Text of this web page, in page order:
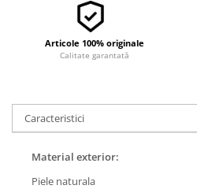
Articole 100% originale
Calitate garantată
Caracteristici
Material exterior:
Piele naturala